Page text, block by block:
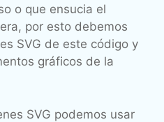
o que ensucia el
por esto debemos
SVG de este código y
gráficos de la
SVG podemos usar